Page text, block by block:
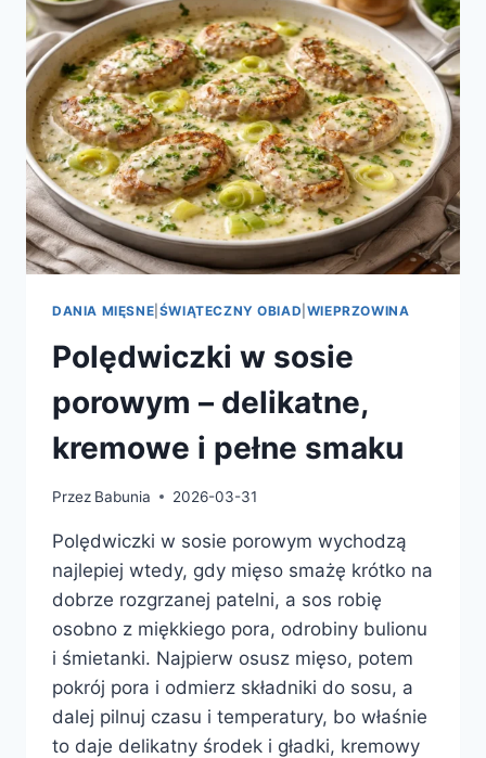
–
SOCZYSTA
I
PEŁNA
SMAKU
DANIA MIĘSNE ŚWIĄTECZNY OBIAD WIEPRZOWINA
Polędwiczki w sosie
porowym – delikatne,
kremowe i pełne smaku
Przez Babunia 2026-03-31
Polędwiczki w sosie porowym wychodzą
najlepiej wtedy, gdy mięso smażę krótko na
dobrze rozgrzanej patelni, a sos robię
osobno z miękkiego pora, odrobiny bulionu
i śmietanki. Najpierw osusz mięso, potem
pokrój pora i odmierz składniki do sosu, a
dalej pilnuj czasu i temperatury, bo właśnie
to daje delikatny środek i gładki, kremowy